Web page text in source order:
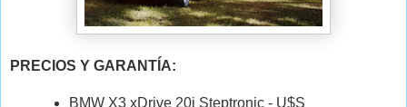
PRECIOS Y GARANTÍA:
BMW X3 xDrive 20i Steptronic - U$S